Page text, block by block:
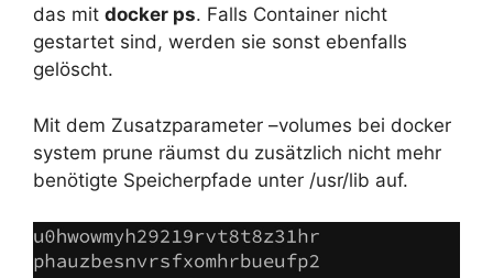
das mit docker ps. Falls Container nicht
gestartet sind, werden sie sonst ebenfalls
gelöscht.
Mit dem Zusatzparameter –volumes bei docker
system prune räumst du zusätzlich nicht mehr
benötigte Speicherpfade unter /usr/lib auf.